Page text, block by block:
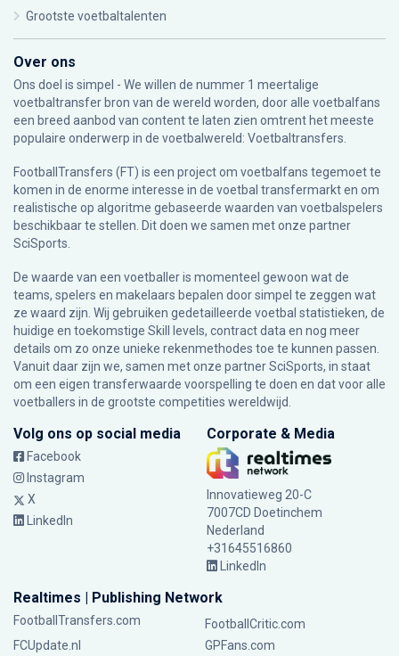
Grootste voetbaltalenten
Over ons
Ons doel is simpel - We willen de nummer 1 meertalige
voetbaltransfer bron van de wereld worden, door alle voetbalfans
een breed aanbod van content te laten zien omtrent het meeste
populaire onderwerp in de voetbalwereld: Voetbaltransfers.
FootballTransfers (FT) is een project om voetbalfans tegemoet te
komen in de enorme interesse in de voetbal transfermarkt en om
realistische op algoritme gebaseerde waarden van voetbalspelers
beschikbaar te stellen. Dit doen we samen met onze partner
SciSports
De waarde van een voetballer is momenteel gewoon wat de
teams, spelers en makelaars bepalen door simpel te zeggen wat
ze waard zijn. Wij gebruiken gedetailleerde voetbal statistieken, de
huidige en toekomstige Skill levels, contract data en nog meer
details om zo onze unieke rekenmethodes toe te kunnen passen.
Vanuit daar zijn we, samen met onze partner SciSports, in staat
om een eigen transferwaarde voorspelling te doen en dat voor alle
voetballers in de grootste competities wereldwijd.
Volg ons op social media
Facebook
Instagram
X
LinkedIn
Corporate & Media
Innovatieweg 20-C
7007CD Doetinchem
Nederland
+31645516860
LinkedIn
Realtimes | Publishing Network
FootballTransfers.com
FootballCritic.com
FCUpdate.nl
GPFans.com